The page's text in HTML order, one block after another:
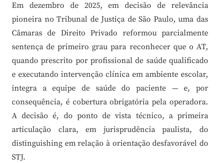
Em dezembro de 2025, em decisão de relevância
pioneira no Tribunal de Justiça de São Paulo, uma das
Câmaras de Direito Privado reformou parcialmente
sentença de primeiro grau para reconhecer que o AT,
quando prescrito por profissional de saúde qualificado
e executando intervenção clínica em ambiente escolar,
integra a equipe de saúde do paciente — e, por
consequência, é cobertura obrigatória pela operadora.
A decisão é, do ponto de vista técnico, a primeira
articulação clara, em jurisprudência paulista, do
distinguishing em relação à orientação desfavorável do
STJ.